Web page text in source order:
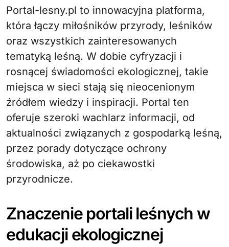
Portal-lesny.pl to innowacyjna platforma,
która łączy miłośników przyrody, leśników
oraz wszystkich zainteresowanych
tematyką leśną. W dobie cyfryzacji i
rosnącej świadomości ekologicznej, takie
miejsca w sieci stają się nieocenionym
źródłem wiedzy i inspiracji. Portal ten
oferuje szeroki wachlarz informacji, od
aktualności związanych z gospodarką leśną,
przez porady dotyczące ochrony
środowiska, aż po ciekawostki
przyrodnicze.
Znaczenie portali leśnych w
edukacji ekologicznej